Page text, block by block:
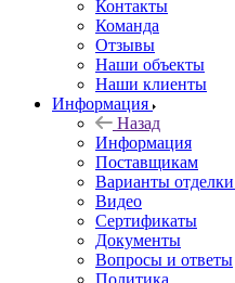
Контакты
Команда
Отзывы
Наши объекты
Наши клиенты
Информация
Назад
Информация
Поставщикам
Варианты
Видео
Сертификаты
Документы
Вопросы и ответы
Политика